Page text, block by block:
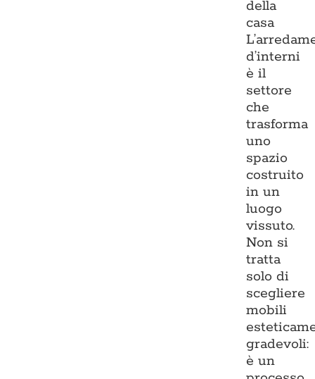
della
casa
d’interni
è il
settore
che
trasforma
uno
spazio
costruito
in un
luogo
vissuto.
Non si
tratta
solo di
scegliere
mobili
gradevoli:
è un